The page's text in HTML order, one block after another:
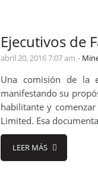
Ejecutivos de
abril 20, 2016 7:07 am
Una comisión de la
manifestando su
habilitante y
Limited. Esa
LEER MÁS